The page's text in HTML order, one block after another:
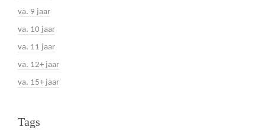
va. 9 jaar
va. 10 jaar
va. 11 jaar
va. 12+ jaar
va. 15+ jaar
Tags